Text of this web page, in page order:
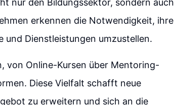
nur den Bildungssektor, sondern
erkennen die Notwendigkeit, ihre
und Dienstleistungen umzustellen.
von Online-Kursen über Mentoring-
Diese Vielfalt schafft neue
zu erweitern und sich an die